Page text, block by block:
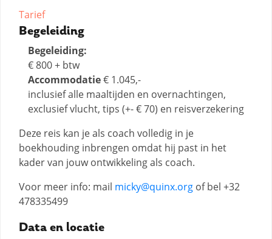
Tarief
Begeleiding
Begeleiding:
€ 800 + btw
Accommodatie€ 1.045,-
inclusief alle maaltijden en overnachtingen,
exclusief vlucht, tips (+- € 70) en reisverzekering
Deze reis kan je als coach volledig in je
boekhouding inbrengen omdat hij past in het
kader van jouw ontwikkeling als coach.
Voor meer info: mail micky@quinx.org of bel +32
478335499
Data en locatie